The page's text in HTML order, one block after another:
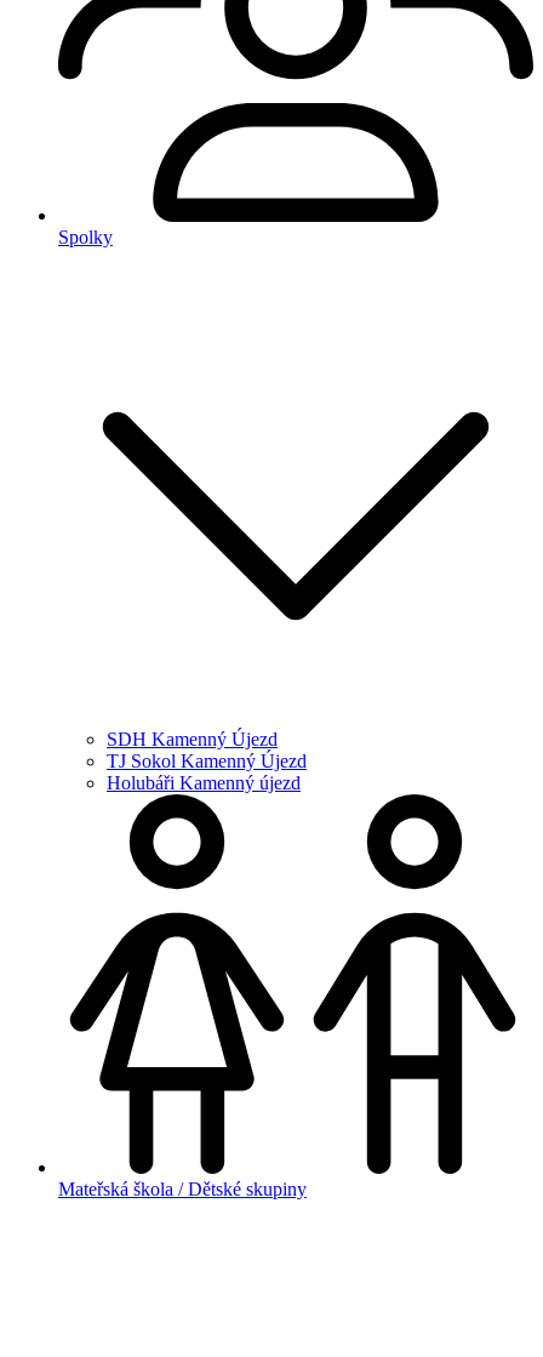
Spolky
SDH Kamenný Újezd
TJ Sokol Kamenný Újezd
Holubáři Kamenný újezd
Mateřská škola / Dětské skupiny